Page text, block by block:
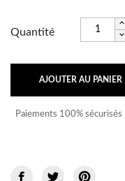
Quantité
AJOUTER AU PANIER
Paiements 100% sécurisés